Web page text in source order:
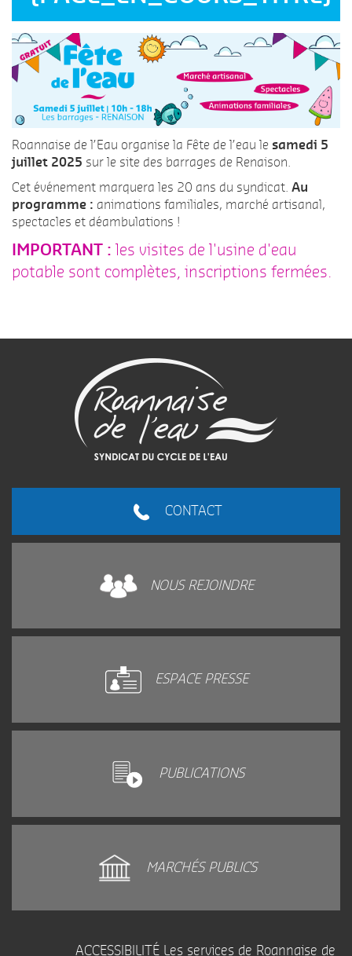
Roannaise de l’Eau organise la Fête de l’eau le samedi 5
juillet 2025 sur le site des barrages de Renaison.
Cet événement marquera les 20 ans du syndicat. Au
programme : animations familiales, marché artisanal,
spectacles et déambulations !
IMPORTANT : les visites de l'usine d'eau
potable sont complètes, inscriptions fermées.
CONTACT
NOUS REJOINDRE
ESPACE PRESSE
PUBLICATIONS
MARCHÉS PUBLICS
ACCESSIBILITÉ Les services de Roannaise de